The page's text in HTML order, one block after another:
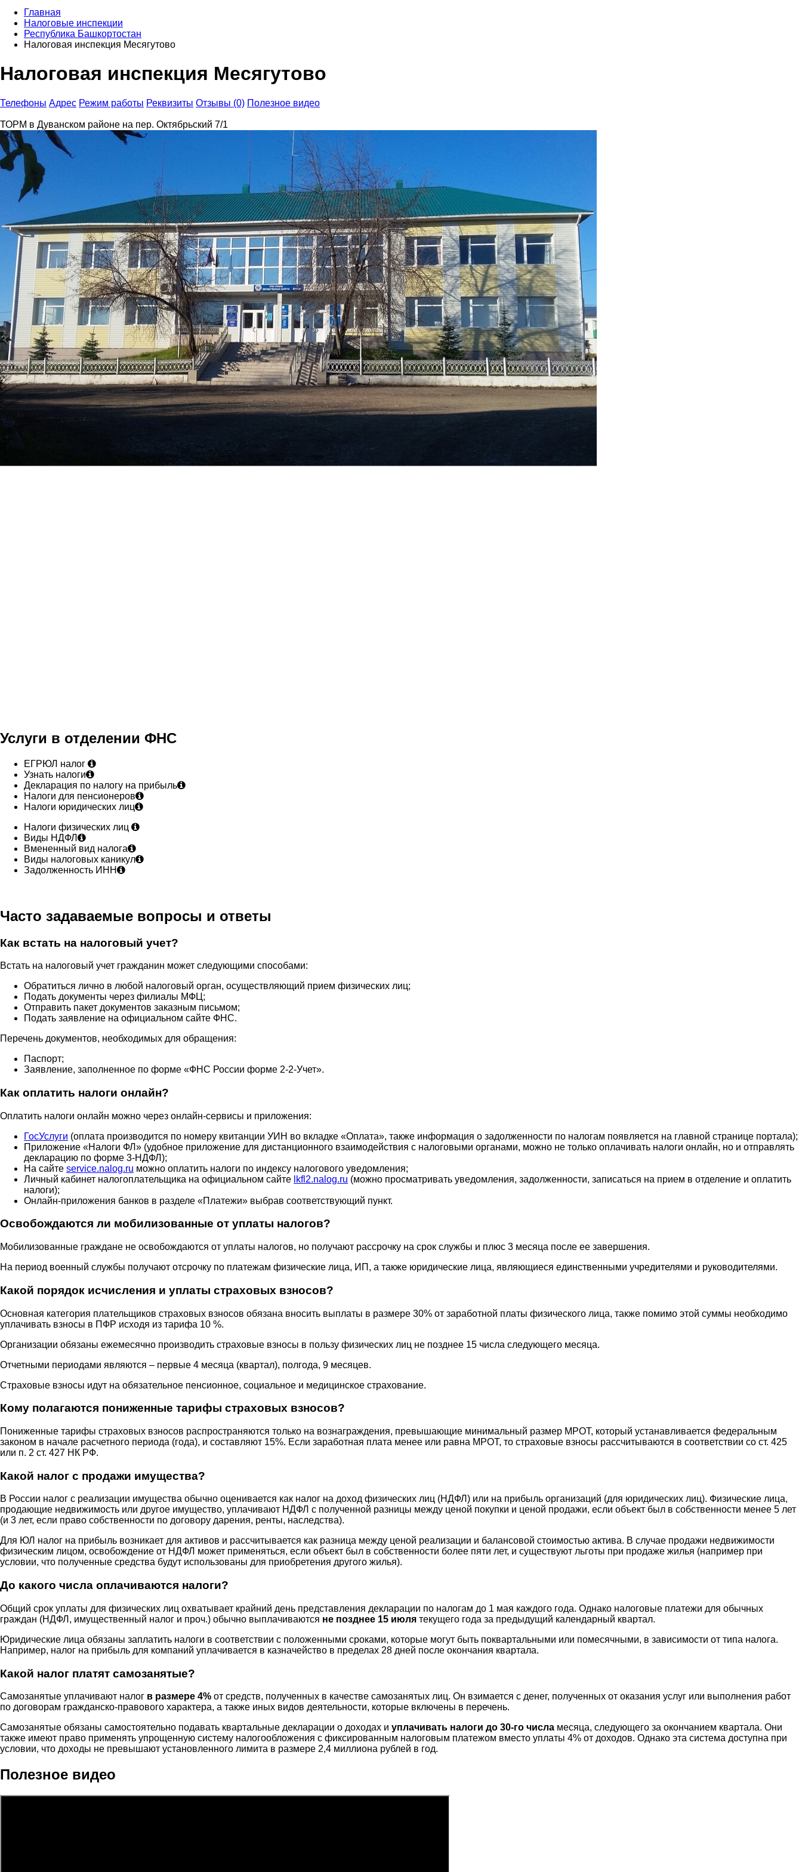
Главная
Налоговые инспекции
Республика Башкортостан
Налоговая инспекция Месягутово
Налоговая инспекция Месягутово
Телефоны Адрес Режим работы Реквизиты Отзывы (0) Полезное видео
ТОРМ в Дуванском районе на пер. Октябрьский 7/1
Услуги в отделении ФНС
ЕГРЮЛ налог
Узнать налоги
Декларация по налогу на прибыль
Налоги для пенсионеров
Налоги юридических лиц
Налоги физических лиц
Виды НДФЛ
Вмененный вид налога
Виды налоговых каникул
Задолженность ИНН
Часто задаваемые вопросы и ответы
Как встать на налоговый учет?
Встать на налоговый учет гражданин может следующими способами:
Обратиться лично в любой налоговый орган, осуществляющий прием физических лиц;
Подать документы через филиалы МФЦ;
Отправить пакет документов заказным письмом;
Подать заявление на официальном сайте ФНС.
Перечень документов, необходимых для обращения:
Паспорт;
Заявление, заполненное по форме «ФНС России форме 2-2-Учет».
Как оплатить налоги онлайн?
Оплатить налоги онлайн можно через онлайн-сервисы и приложения:
ГосУслуги (оплата производится по номеру квитанции УИН во вкладке «Оплата», также информация о задолженности по налогам появляется на главной странице портала);
Приложение «Налоги ФЛ» (удобное приложение для дистанционного взаимодействия с налоговыми органами, можно не только оплачивать налоги онлайн, но и отправлять
декларацию по форме 3-НДФЛ);
На сайте service.nalog.ru можно оплатить налоги по индексу налогового уведомления;
Личный кабинет налогоплательщика на официальном сайте lkfl2.nalog.ru (можно просматривать уведомления, задолженности, записаться на прием в отделение и оплатить
налоги);
Онлайн-приложения банков в разделе «Платежи» выбрав соответствующий пункт.
Освобождаются ли мобилизованные от уплаты налогов?
Мобилизованные граждане не освобождаются от уплаты налогов, но получают рассрочку на срок службы и плюс 3 месяца после ее завершения.
На период военный службы получают отсрочку по платежам физические лица, ИП, а также юридические лица, являющиеся единственными учредителями и руководителями.
Какой порядок исчисления и уплаты страховых взносов?
Основная категория плательщиков страховых взносов обязана вносить выплаты в размере 30% от заработной платы физического лица, также помимо этой суммы необходимо
уплачивать взносы в ПФР исходя из тарифа 10 %.
Организации обязаны ежемесячно производить страховые взносы в пользу физических лиц не позднее 15 числа следующего месяца.
Отчетными периодами являются – первые 4 месяца (квартал), полгода, 9 месяцев.
Страховые взносы идут на обязательное пенсионное, социальное и медицинское страхование.
Кому полагаются пониженные тарифы страховых взносов?
Пониженные тарифы страховых взносов распространяются только на вознаграждения, превышающие минимальный размер МРОТ, который устанавливается федеральным
законом в начале расчетного периода (года), и составляют 15%. Если заработная плата менее или равна МРОТ, то страховые взносы рассчитываются в соответствии со ст. 425
или п. 2 ст. 427 НК РФ.
Какой налог с продажи имущества?
В России налог с реализации имущества обычно оценивается как налог на доход физических лиц (НДФЛ) или на прибыль организаций (для юридических лиц). Физические лица,
продающие недвижимость или другое имущество, уплачивают НДФЛ с полученной разницы между ценой покупки и ценой продажи, если объект был в собственности менее 5 лет
(и 3 лет, если право собственности по договору дарения, ренты, наследства).
Для ЮЛ налог на прибыль возникает для активов и рассчитывается как разница между ценой реализации и балансовой стоимостью актива. В случае продажи недвижимости
физическим лицом, освобождение от НДФЛ может применяться, если объект был в собственности более пяти лет, и существуют льготы при продаже жилья (например при
условии, что полученные средства будут использованы для приобретения другого жилья).
До какого числа оплачиваются налоги?
Общий срок уплаты для физических лиц охватывает крайний день представления декларации по налогам до 1 мая каждого года. Однако налоговые платежи для обычных
граждан (НДФЛ, имущественный налог и проч.) обычно выплачиваются не позднее 15 июля текущего года за предыдущий календарный квартал.
Юридические лица обязаны заплатить налоги в соответствии с положенными сроками, которые могут быть поквартальными или помесячными, в зависимости от типа налога.
Например, налог на прибыль для компаний уплачивается в казначейство в пределах 28 дней после окончания квартала.
Какой налог платят самозанятые?
Самозанятые уплачивают налог в размере 4% от средств, полученных в качестве самозанятых лиц. Он взимается с денег, полученных от оказания услуг или выполнения работ
по договорам гражданско-правового характера, а также иных видов деятельности, которые включены в перечень.
Самозанятые обязаны самостоятельно подавать квартальные декларации о доходах и уплачивать налоги до 30-го числа месяца, следующего за окончанием квартала. Они
также имеют право применять упрощенную систему налогообложения с фиксированным налоговым платежом вместо уплаты 4% от доходов. Однако эта система доступна при
условии, что доходы не превышают установленного лимита в размере 2,4 миллиона рублей в год.
Полезное видео